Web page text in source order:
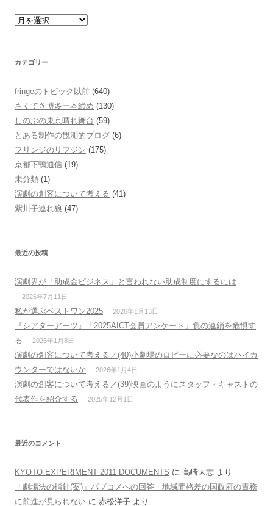
カテゴリー
fringeのトピック以前 (640)
さくてき博多一本締め (130)
しのぶの東京晴れ舞台 (59)
とある制作の観測的ブログ (6)
フリンジのリフジン (175)
京都下鴨通信 (19)
未分類 (1)
演劇の創客について考える (41)
紫川子連れ狼 (47)
最近の投稿
演劇界が「助成金ビジネス」と言われない助成制度にするには
2026年7月11日
私が選ぶベストワン2025 2026年1月13日
『シアターアーツ』「2025AICT会員アンケート」負の連鎖を危惧す
る
2026年1月8日
演劇の創客について考える／(40)小劇場のロビーに必要なのはハイカ
ウンターではないか
2026年1月4日
演劇の創客について考える／(39)映画のようにスタッフ・キャストの
代表作を紹介する
2025年12月1日
最近のコメント
KYOTO EXPERIMENT 2011 DOCUMENTS に 高崎大志 より
「劇場法の指針(案)」パブコメへの回答｜地域間格差の国政府の責務
に前進が見られない に 赤松洋子 より